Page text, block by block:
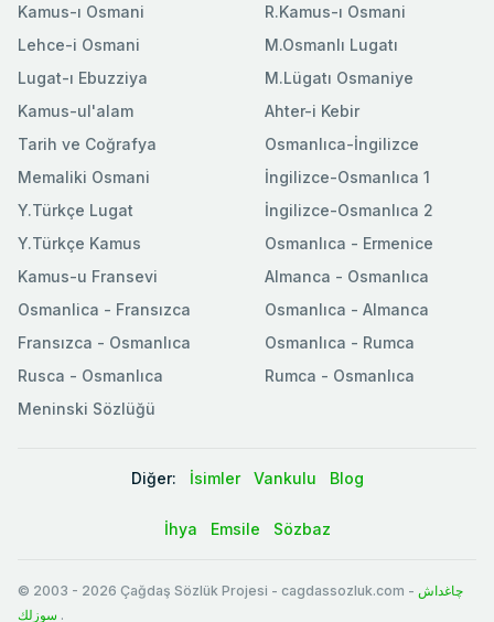
Kamus-ı Osmani
Lehce-i Osmani
Lugat-ı Ebuzziya
R.Kamus-ı Osmani
M.Osmanlı Lugatı
M.Lügatı Osmaniye
Kamus-ul'alam
Tarih ve Coğrafya
Memaliki Osmani
Y.Türkçe Lugat
Y.Türkçe Kamus
Ahter-i Kebir
Osmanlıca-İngilizce
İngilizce-Osmanlıca 1
İngilizce-Osmanlıca 2
Osmanlıca - Ermenice
Kamus-u Fransevi
Osmanlica - Fransızca
Fransızca - Osmanlıca
Rusca - Osmanlıca
Meninski Sözlüğü
Almanca - Osmanlıca
Osmanlıca - Almanca
Osmanlıca - Rumca
Rumca - Osmanlıca
Diğer: İsimler Vankulu Blog
İhya Emsile Sözbaz
© 2003 - 2026 Çağdaş Sözlük Projesi - cagdassozluk.com - چاغداش
سوزلك .